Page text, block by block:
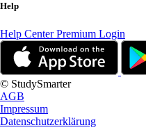
Help
Help CenterPremium Login
© StudySmarter
AGB
Impressum
Datenschutzerklärung